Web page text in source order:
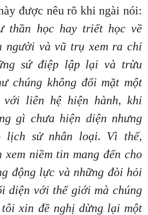
được nêu rõ khi ngài nói:
thần học hay triết học về
người và vũ trụ xem ra chỉ
sứ điệp lập lại và trừu
chúng không đối mặt một
với liên hệ hiện hành, khi
gì chưa hiện diện nhưng
lịch sử nhân loại. Vì thế,
niềm tin mang đến cho
động lực và những đòi hỏi
diện với thế giới mà chúng
tôi xin đề nghị dừng lại một